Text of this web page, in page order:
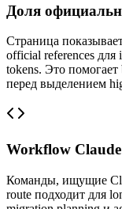
Доля
Страница
official references для
tokens. Это помогает
перед выделением
Workflow
Команды, ищущие
route подходит для